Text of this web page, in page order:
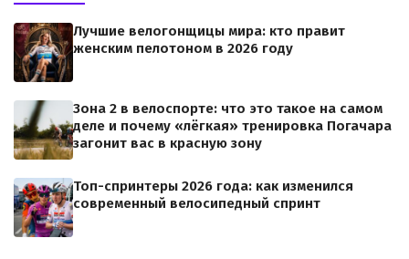
Лучшие велогонщицы мира: кто правит
женским пелотоном в 2026 году
Зона 2 в велоспорте: что это такое на самом
деле и почему «лёгкая» тренировка Погачара
загонит вас в красную зону
Топ-спринтеры 2026 года: как изменился
современный велосипедный спринт